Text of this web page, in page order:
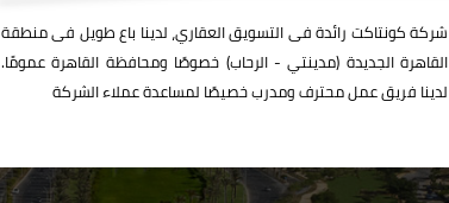
شركةكونتاكت رائدة فى التسويق العقاري، لدينا باع طويل فى منطقة
القاهرة الجديدة (مدينتي-الرحاب) خصوصًا ومحافظة القاهرة عمومًا.
لدينا فريق عمل محترف ومدرب خصيصًا لمساعدة عملاء الشركة